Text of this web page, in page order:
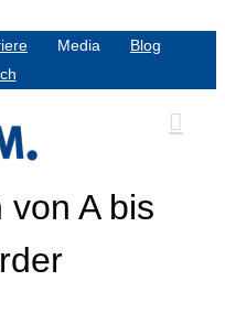
Media Blog
von A bis